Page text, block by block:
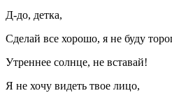
Д-до, детка,
Сделай все хорошо, я не буду
Утреннее солнце, не вставай!
Я не хочу видеть твое лицо,